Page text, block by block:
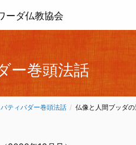
ーダ仏教協会
ー巻頭法話
パティパダー巻頭法話 CURRENT:
仏像と人間ブッダ